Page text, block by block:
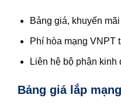
Bảng giá, khuyến
Phí hòa mạng VNPT
Liên hệ bộ phận kinh
Bảng giá lắp